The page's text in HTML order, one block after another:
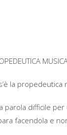
la propedeutica
parola difficile per
facendola e